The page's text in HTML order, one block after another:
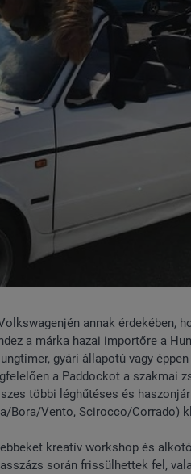
annak érdekében,
a márka hazai importőre a
gyári állapotú vagy
a Paddockot a szakmai
többi léghűtéses és
Bora/Vento, Scirocco/Corrado)
kreatív workshop és
során frissülhettek fel,